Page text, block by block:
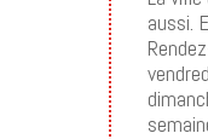
aussi.